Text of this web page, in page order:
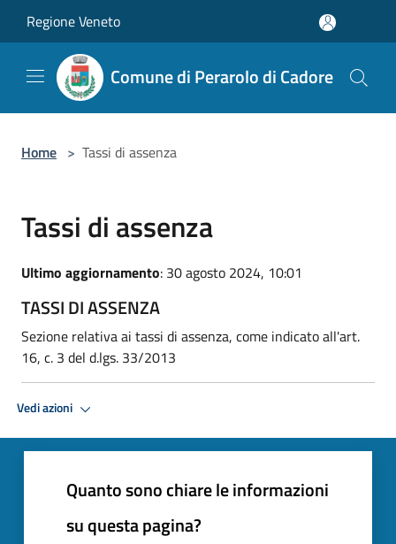
Regione Veneto
Comune di Perarolo di Cadore
Home > Tassi di assenza
Tassi di assenza
Ultimo aggiornamento: 30 agosto 2024, 10:01
TASSI DI ASSENZA
Sezione relativa ai tassi di assenza, come indicato all'art.
16, c. 3 del d.lgs. 33/2013
Vedi azioni
Quanto sono chiare le informazioni
su questa pagina?